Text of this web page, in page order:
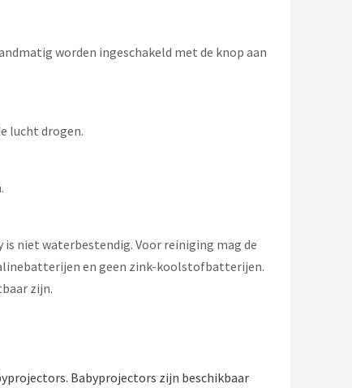
worden ingeschakeld met de knop aan
lucht drogen.
is niet waterbestendig. Voor reiniging mag de
en geen zink-koolstofbatterijen.
zijn.
Babyprojectors zijn beschikbaar